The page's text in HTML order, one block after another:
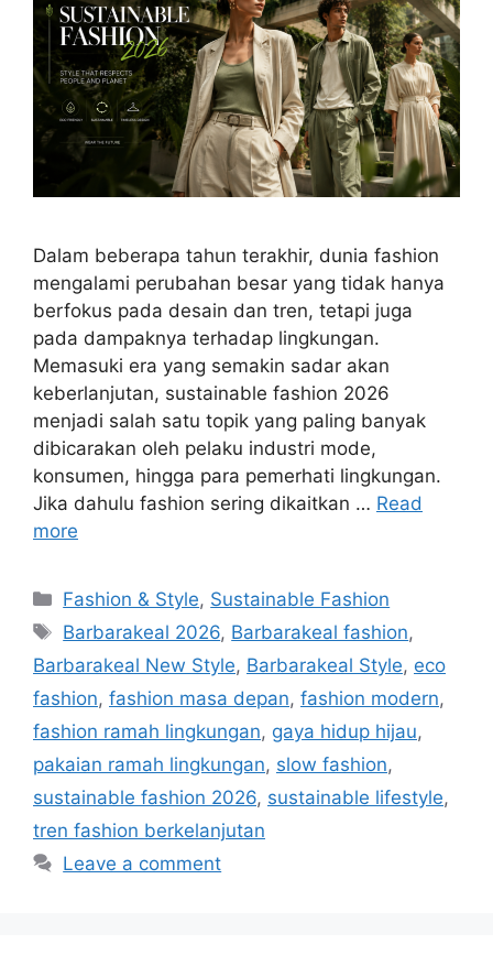
Dalam beberapa tahun terakhir, dunia fashion
mengalami perubahan besar yang tidak hanya
berfokus pada desain dan tren, tetapi juga
pada dampaknya terhadap lingkungan.
Memasuki era yang semakin sadar akan
keberlanjutan, sustainable fashion 2026
menjadi salah satu topik yang paling banyak
dibicarakan oleh pelaku industri mode,
konsumen, hingga para pemerhati lingkungan.
Jika dahulu fashion sering dikaitkan … Read
more
Categories
Fashion & Style, Sustainable Fashion
Tags
Barbarakeal 2026, Barbarakeal fashion,
Barbarakeal New Style, Barbarakeal Style, eco
fashion, fashion masa depan, fashion modern,
fashion ramah lingkungan, gaya hidup hijau,
pakaian ramah lingkungan, slow fashion,
sustainable fashion 2026, sustainable lifestyle,
tren fashion berkelanjutan
Leave a comment